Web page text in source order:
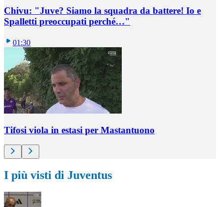
Chivu: "Juve? Siamo la squadra da battere! Io e
Spalletti preoccupati perché…"
01:30
Tifosi viola in estasi per Mastantuono
I più visti di Juventus